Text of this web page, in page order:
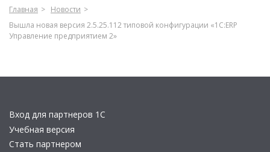
Главная
Новости
Вышла новая версия 2.5.25.112 типовой конфигурации «1С:ERP
Управление предприятием 2»
Вход для партнеров 1С
Учебная версия
Стать партнером